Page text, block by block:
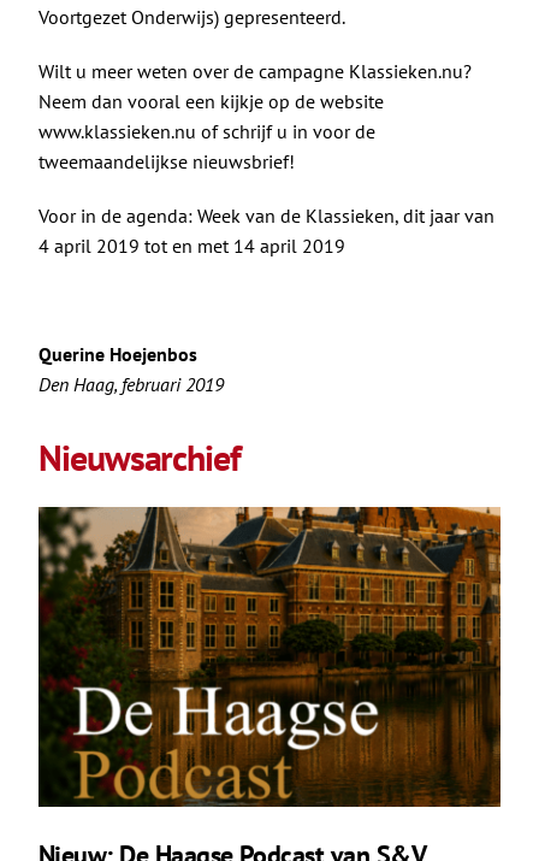
Voortgezet Onderwijs) gepresenteerd.
Wilt u meer weten over de campagne Klassieken.nu?
Neem dan vooral een kijkje op de website
www.klassieken.nu of schrijf u in voor de
tweemaandelijkse nieuwsbrief!
Voor in de agenda: Week van de Klassieken, dit jaar van
4 april 2019 tot en met 14 april 2019
Querine Hoejenbos
Den Haag, februari 2019
Nieuwsarchief